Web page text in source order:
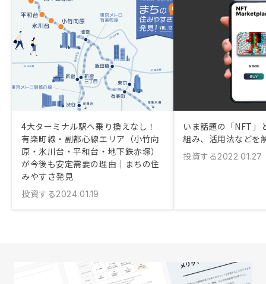
4大ターミナル駅へ乗り換えなし！
有楽町線・副都心線エリア（小竹向
原・氷川台・平和台・地下鉄赤塚）
が今後も安定需要の理由｜まちの住
みやすさ発見
投資する2024.01.19
いま話題の「NFT」
組み、活用法などを
投資する2022.01.27